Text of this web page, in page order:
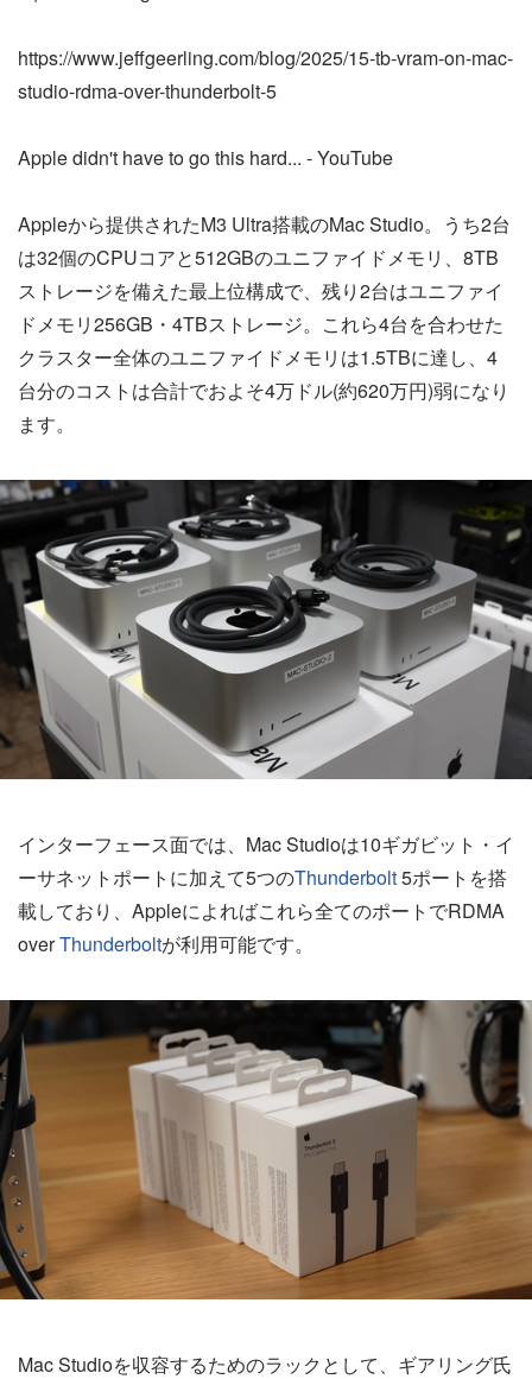
https://www.jeffgeerling.com/blog/2025/15-tb-vram-on-mac-
studio-rdma-over-thunderbolt-5
Apple didn't have to go this hard... - YouTube
Appleから提供されたM3 Ultra搭載のMac Studio。うち2台
は32個のCPUコアと512GBのユニファイドメモリ、8TB
ストレージを備えた最上位構成で、残り2台はユニファイ
ドメモリ256GB・4TBストレージ。これら4台を合わせた
クラスター全体のユニファイドメモリは1.5TBに達し、4
台分のコストは合計でおよそ4万ドル(約620万円)弱になり
ます。
インターフェース面では、Mac Studioは10ギガビット・イ
ーサネットポートに加えて5つのThunderbolt5ポートを搭
載しており、Appleによればこれら全てのポートでRDMA
overThunderboltが利用可能です。
Mac Studioを収容するためのラックとして、ギアリング氏